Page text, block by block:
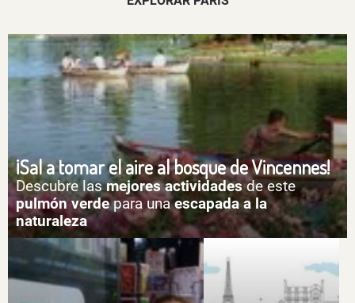
¡Sal a tomar el aire al bosque de Vincennes!
Descubre lasmejores actividadesde este
pulmón verdepara unaescapada a la
naturaleza